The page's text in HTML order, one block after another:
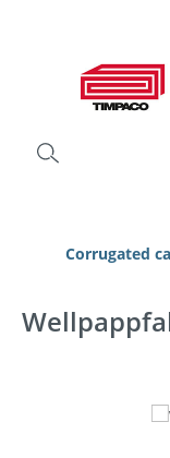
Corrugated
Skip image gallery